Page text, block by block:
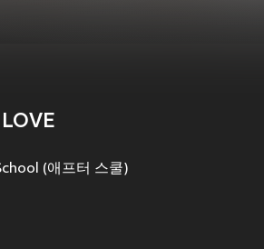
(애프터 스쿨)